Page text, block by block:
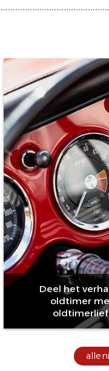
Deel het
oldtimer
alle